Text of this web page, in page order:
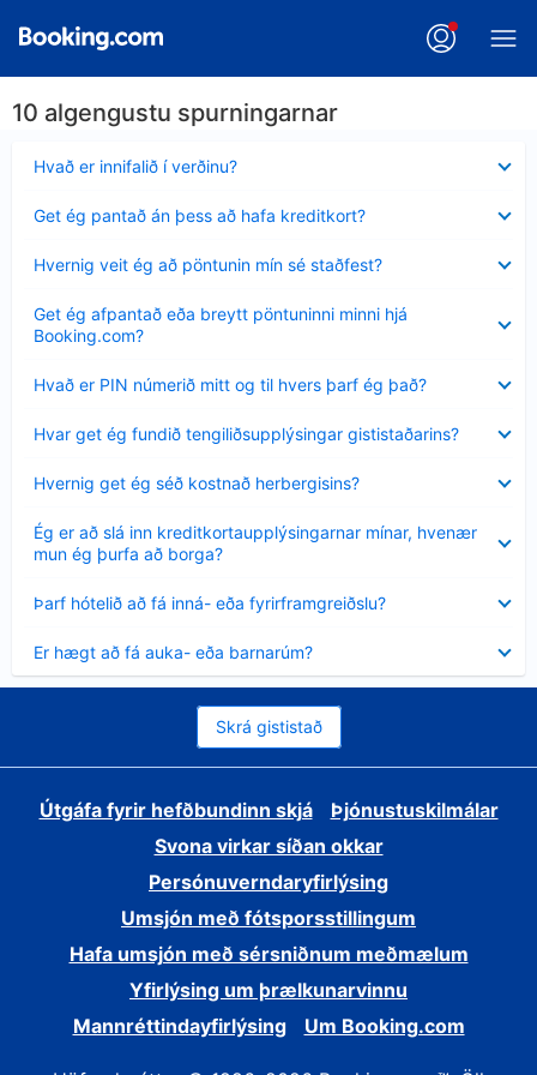
10 algengustu spurningarnar
Hvað er innifalið í verðinu?
sýnt
Get ég pantað án þess að hafa kreditkort?
sýnt
Hvernig veit ég að pöntunin mín sé staðfest?
sýnt
Get ég afpantað eða breytt pöntuninni minni hjá
Booking.com?
sýnt
Hvað er PIN númerið mitt og til hvers þarf ég það?
sýnt
Hvar get ég fundið tengiliðsupplýsingar gististaðarins?
sýnt
Hvernig get ég séð kostnað herbergisins?
sýnt
Ég er að slá inn kreditkortaupplýsingarnar mínar, hvenær
mun ég þurfa að borga?
Minna
sýnt
Þarf hótelið að fá inná- eða fyrirframgreiðslu?
sýnt
Er hægt að fá auka- eða barnarúm?
sýnt
Skrá gististað
Útgáfa fyrir hefðbundinn skjá
Þjónustuskilmálar
Svona virkar síðan okkar
Persónuverndaryfirlýsing
Umsjón með fótsporsstillingum
Hafa umsjón með sérsniðnum meðmælum
Yfirlýsing um þrælkunarvinnu
Mannréttindayfirlýsing
Um Booking.com